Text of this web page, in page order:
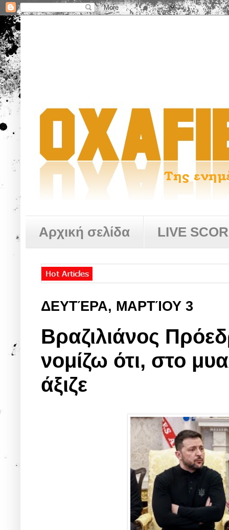
Αρχική σελίδα LIVE
ΔΕΥΤΈΡΑ, ΜΑΡΤΊΟΥ 3
Βραζιλιάνος
νομίζω ότι, στο
άξιζε